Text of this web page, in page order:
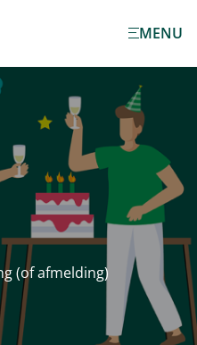
MENU
(of afmelding)